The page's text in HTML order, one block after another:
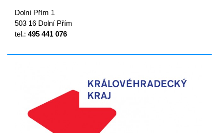
Dolní Přím 1
503 16 Dolní Přím
tel.: 495 441 076